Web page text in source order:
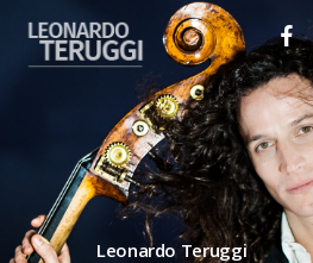
Leonardo Teruggi